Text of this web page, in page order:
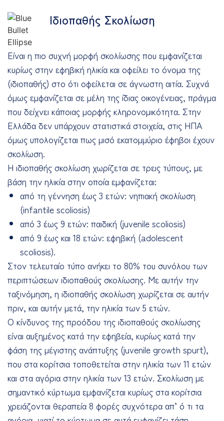
Ιδιοπαθής Σκολίωση
Είναι η πιο συχνή μορφή σκολίωσης που εμφανίζεται
κυρίως στην εφηβική ηλικία και οφείλει το όνομα της
(ιδιοπαθής) στο ότι οφείλεται σε άγνωστη αιτία. Συχνά
όμως εμφανίζεται σε μέλη της ίδιας οικογένειας, πράγμα
που δείχνει κάποιας μορφής κληρονομικότητα. Στην
Ελλάδα δεν υπάρχουν στατιστικά στοιχεία, στις ΗΠΑ
όμως υπολογίζεται πως μισό εκατομμύριο έφηβοι έχουν
σκολίωση.
Η ιδιοπαθής σκολίωση χωρίζεται σε τρεις τύπους, με
βάση την ηλικία στην οποία εμφανίζεται:
από τη γέννηση έως 3 ετών: νηπιακή σκολίωση
(infantile scoliosis)
από 3 έως 9 ετών: παιδική (juvenile scoliosis)
από 9 έως και 18 ετών: εφηβική (adolescent
scoliosis).
Στον τελευταίο τύπο ανήκει το 80% του συνόλου των
περιπτώσεων ιδιοπαθούς σκολίωσης. Με αυτήν την
ταξινόμηση, η ιδιοπαθής σκολίωση χωρίζεται σε αυτήν
πριν, και αυτήν μετά, την ηλικία των 5 ετών.
Ο κίνδυνος της προόδου της ιδιοπαθούς σκολίωσης
είναι αυξημένος κατά την εφηβεία, κυρίως κατά την
φάση της μέγιστης ανάπτυξης (juvenile growth spurt),
που στα κορίτσια τοποθετείται στην ηλικία των 11 ετών
και στα αγόρια στην ηλικία των 13 ετών. Σκολίωση με
σημαντικό κύρτωμα εμφανίζεται κυρίως στα κορίτσια
χρειάζονται θεραπεία 8 φορές συχνότερα απ’ ό τι τα